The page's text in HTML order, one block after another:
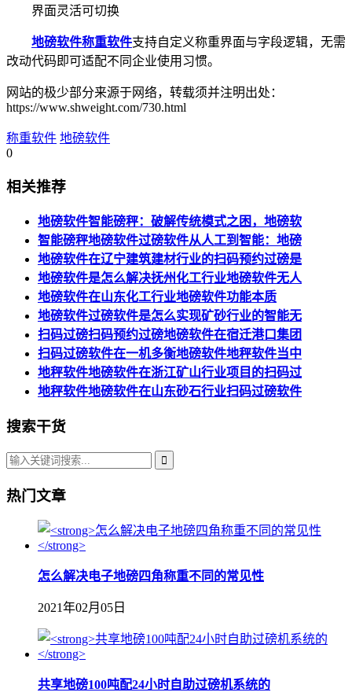
界面灵活可切换
地磅软件称重软件支持自定义称重界面与字段逻辑，无需
改动代码即可适配不同企业使用习惯。
网站的极少部分来源于网络，转载须并注明出处：
https://www.shweight.com/730.html
称重软件 地磅软件
0
相关推荐
地磅软件智能磅秤：破解传统模式之困，地磅软
智能磅秤地磅软件过磅软件从人工到智能：地磅
地磅软件在辽宁建筑建材行业的扫码预约过磅是
地磅软件是怎么解决抚州化工行业地磅软件无人
地磅软件在山东化工行业地磅软件功能本质
地磅软件过磅软件是怎么实现矿砂行业的智能无
扫码过磅扫码预约过磅地磅软件在宿迁港口集团
扫码过磅软件在一机多衡地磅软件地秤软件当中
地秤软件地磅软件在浙江矿山行业项目的扫码过
地秤软件地磅软件在山东砂石行业扫码过磅软件
搜索干货
热门文章
怎么解决电子地磅四角称重不同的常见性
2021年02月05日
共享地磅100吨配24小时自助过磅机系统的